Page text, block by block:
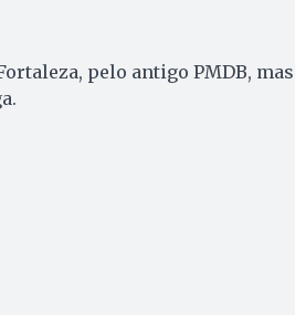
pelo antigo PMDB, mas